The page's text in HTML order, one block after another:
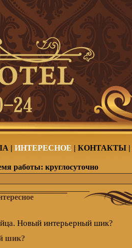
| ИНТЕРЕСНОЕ | КОНТАКТЫ|
работы: круглосуточно
Новый интерьерный шик?
шик?